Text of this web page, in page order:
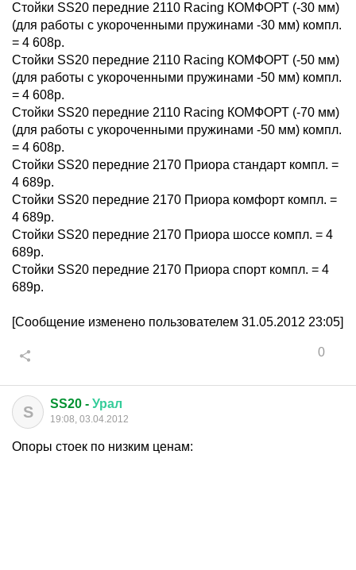
Стойки SS20 передние 2110 Racing КОМФОРТ (-30 мм)
(для работы с укороченными пружинами -30 мм) компл.
= 4 608р.
Стойки SS20 передние 2110 Racing КОМФОРТ (-50 мм)
(для работы с укороченными пружинами -50 мм) компл.
= 4 608р.
Стойки SS20 передние 2110 Racing КОМФОРТ (-70 мм)
(для работы с укороченными пружинами -50 мм) компл.
= 4 608р.
Стойки SS20 передние 2170 Приора стандарт компл. =
4 689р.
Стойки SS20 передние 2170 Приора комфорт компл. =
4 689р.
Стойки SS20 передние 2170 Приора шоссе компл. = 4
689р.
Стойки SS20 передние 2170 Приора спорт компл. = 4
689р.
[Сообщение изменено пользователем 31.05.2012 23:05]
0
S SS20 - Урал
19:08, 03.04.2012
Опоры стоек по низким ценам: